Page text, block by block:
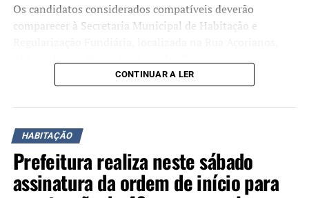
Os candidatos considerados compatíveis deverão
comparecer à Secretaria Municipal de Habitação e
terça-feira, 30, e o dia 17 de julho, para apresentar a
documentação exigida.
às terças, quartas e quintas-feiras, das 8h às 17h, e às
sextas-feiras, das 8h às 14h.
De acordo com o edital, os candidatos titulares que não
CONTINUAR A LER
HABITAÇÃO
Prefeitura realiza neste sábado
assinatura da ordem de início para